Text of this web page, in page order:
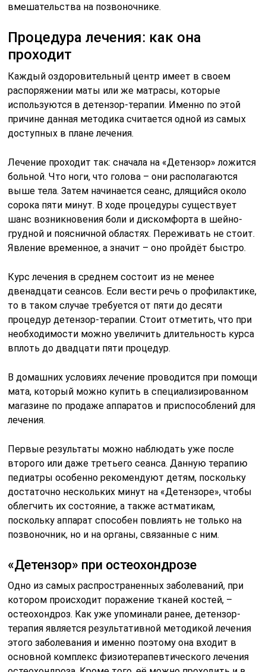
вмешательства на позвоночнике.
Процедура лечения: как она
проходит
Каждый оздоровительный центр имеет в своем
распоряжении маты или же матрасы, которые
используются в детензор-терапии. Именно по этой
причине данная методика считается одной из самых
доступных в плане лечения.
Лечение проходит так: сначала на «Детензор» ложится
больной. Что ноги, что голова – они располагаются
выше тела. Затем начинается сеанс, длящийся около
сорока пяти минут. В ходе процедуры существует
шанс возникновения боли и дискомфорта в шейно-
грудной и поясничной областях. Переживать не стоит.
Явление временное, а значит – оно пройдёт быстро.
Курс лечения в среднем состоит из не менее
двенадцати сеансов. Если вести речь о профилактике,
то в таком случае требуется от пяти до десяти
процедур детензор-терапии. Стоит отметить, что при
необходимости можно увеличить длительность курса
вплоть до двадцати пяти процедур.
В домашних условиях лечение проводится при помощи
мата, который можно купить в специализированном
магазине по продаже аппаратов и приспособлений для
лечения.
Первые результаты можно наблюдать уже после
второго или даже третьего сеанса. Данную терапию
педиатры особенно рекомендуют детям, поскольку
достаточно нескольких минут на «Детензоре», чтобы
облегчить их состояние, а также астматикам,
поскольку аппарат способен повлиять не только на
позвоночник, но и на органы, связанные с ним.
«Детензор» при остеохондрозе
Одно из самых распространенных заболеваний, при
котором происходит поражение тканей костей, –
остеохондроз. Как уже упоминали ранее, детензор-
терапия является результативной методикой лечения
этого заболевания и именно поэтому она входит в
основной комплекс физиотерапевтического лечения